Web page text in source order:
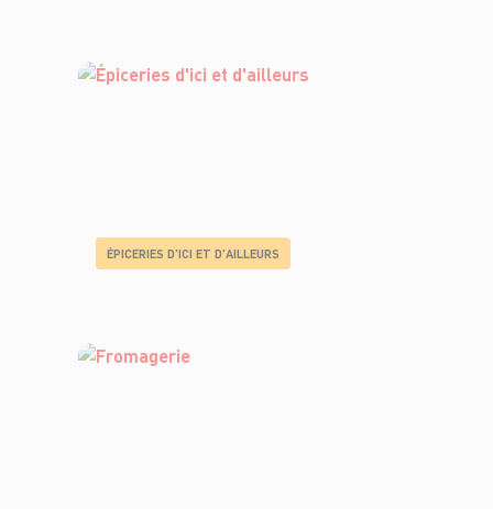
ÉPICERIES D'ICI ET D'AILLEURS